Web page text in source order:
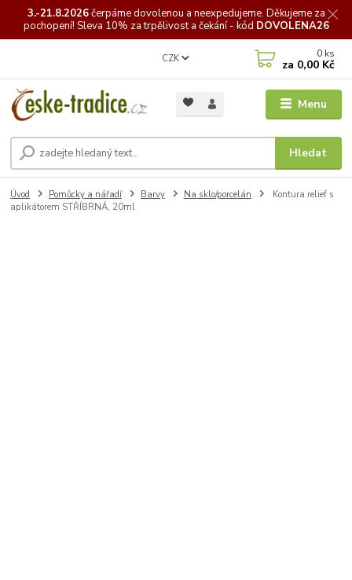
3.-21.8.2026čerpámedovolenou a neexpedujeme. Děkujeme za
pochopení! Sleva 10% za trpělivost a čekání - kód DOVOLENA26
Menu
CZK
Hledat
0 ks
za 0,00 Kč
Úvod Pomůcky a nářadí Barvy Na sklo/porcelán
Kontura relief s
aplikátorem STŘÍBRNÁ, 20ml